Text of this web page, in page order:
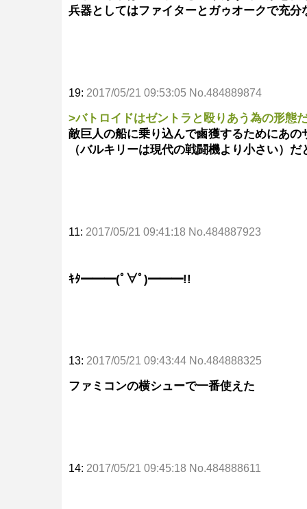
兵器としてはファイターとガゥオークで充分
19: 2017/05/21 09:53:05 No.484889874
>バトロイドはゼントラと殴りあう為の形態
敵巨人の船に乗り込んで鹵獲するためにあの
（バルキリーは現代の戦闘機より小さい）だ
11: 2017/05/21 09:41:18 No.484887923
ｷﾀ━━━(ﾟ∀ﾟ)━━━!!
13: 2017/05/21 09:43:44 No.484888325
ファミコンの横シューで一番使えた
14: 2017/05/21 09:45:18 No.484888611